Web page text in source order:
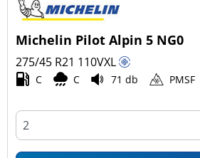
Michelin Pilot Alpin 5 NG0
275/45 R21 110VXL
C C 71 db PMSF